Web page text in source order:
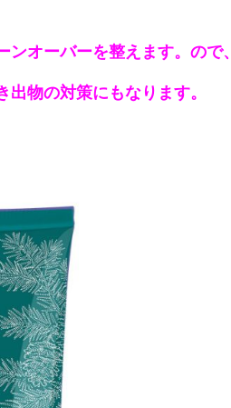
オーバーを整えます。ので、
物の対策にもなります。